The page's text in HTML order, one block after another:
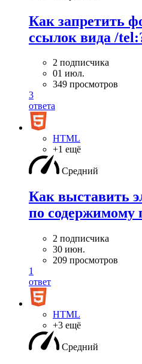
Как запретить
ссылок вида /
2 подписчика
01 июл.
349 просмотров
3
ответа
HTML
+1 ещё
Средний
Как выставить
по содержимому
2 подписчика
30 июн.
209 просмотров
1
ответ
HTML
+3 ещё
Средний